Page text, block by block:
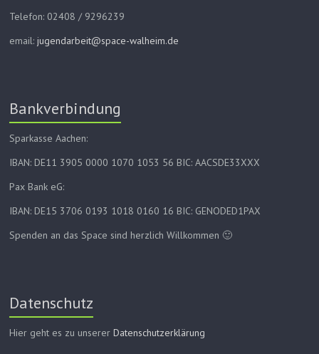
Telefon: 02408 / 9296239
email:jugendarbeit@space-walheim.de
Bankverbindung
Sparkasse Aachen:
IBAN: DE11 3905 0000 1070 1053 56 BIC: AACSDE33XXX
Pax Bank eG:
IBAN: DE15 3706 0193 1018 0160 16 BIC: GENODED1PAX
Spenden an das Space sind herzlich Willkommen 🙂
Datenschutz
Hier geht es zu unsererDatenschutzerklärung